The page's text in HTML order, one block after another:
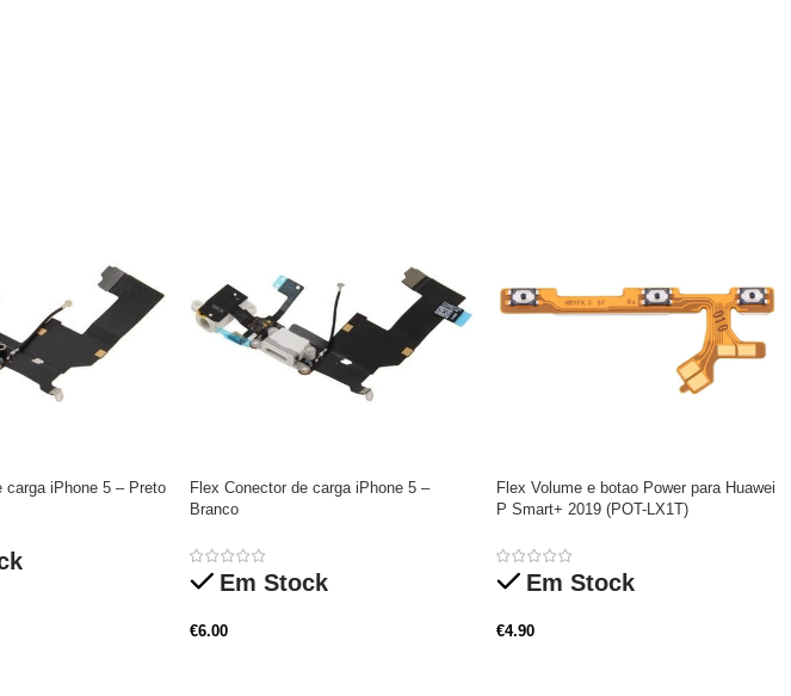
carga iPhone 5 – Preto
Flex Conector de carga iPhone 5 –
Branco
Em Stock
€6.00
Flex Volume e botao Power para Huawei
P Smart+ 2019 (POT-LX1T)
Em Stock
€4.90